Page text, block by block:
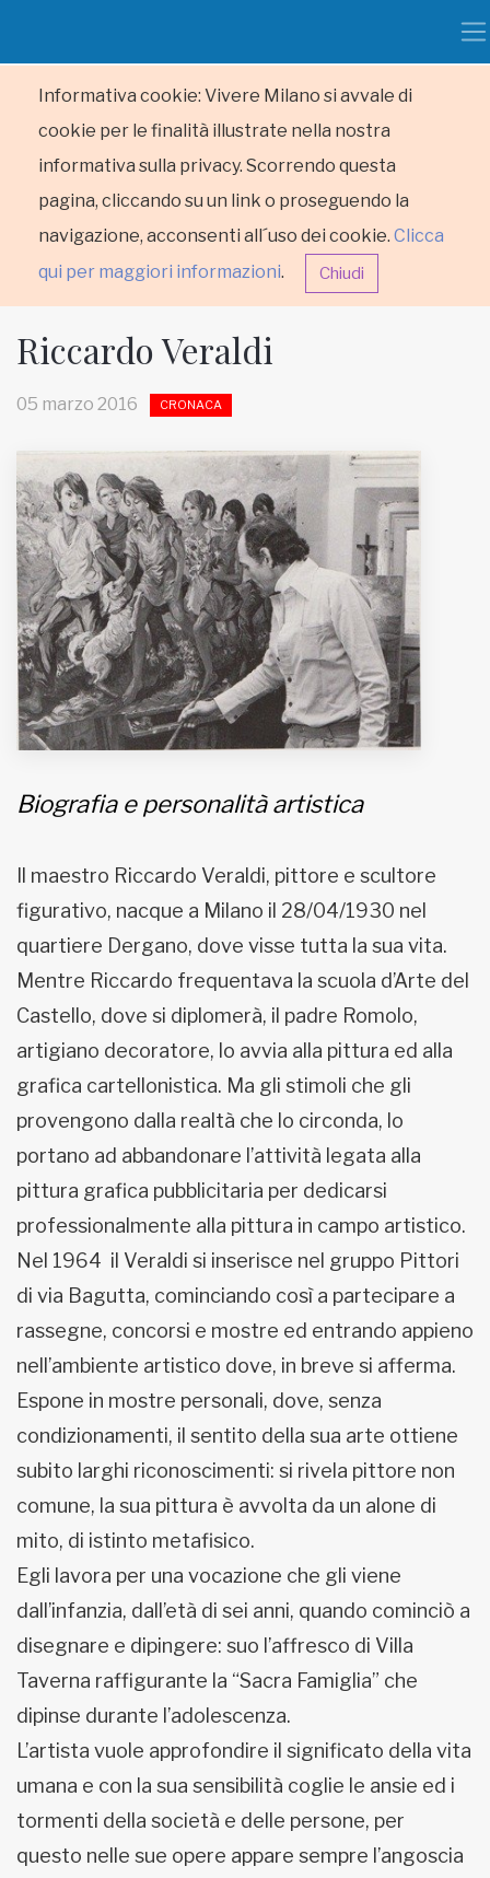
Informativa cookie: Vivere Milano si avvale di
cookie per le finalità illustrate nella nostra
informativa sulla privacy. Scorrendo questa
pagina, cliccando su un link o proseguendo la
navigazione, acconsenti all´uso dei cookie. Clicca
qui per maggiori informazioni. Chiudi
RUBRICHE
MUNICIPI
Inviateci le vostre segnalazioni
Iscriviti alla newsletter
www.viveremilano.info
Fondato e diretto da Enzo De
EDB edizioni - Via Brivio angolo C.
Riccardo Veraldi
05 marzo 2016 CRONACA
Biografia e personalità artistica
Il maestro Riccardo Veraldi, pittore e scultore
figurativo, nacque a Milano il 28/04/1930 nel
quartiere Dergano, dove visse tutta la sua vita.
Mentre Riccardo frequentava la scuola d’Arte del
Castello, dove si diplomerà, il padre Romolo,
artigiano decoratore, lo avvia alla pittura ed alla
grafica cartellonistica. Ma gli stimoli che gli
provengono dalla realtà che lo circonda, lo
portano ad abbandonare l’attività legata alla
pittura grafica pubblicitaria per dedicarsi
professionalmente alla pittura in campo artistico.
Nel 1964 il Veraldi si inserisce nel gruppo Pittori
di via Bagutta, cominciando così a partecipare a
rassegne, concorsi e mostre ed entrando appieno
nell’ambiente artistico dove, in breve si afferma.
Espone in mostre personali, dove, senza
condizionamenti, il sentito della sua arte ottiene
subito larghi riconoscimenti: si rivela pittore non
comune, la sua pittura è avvolta da un alone di
mito, di istinto metafisico.
Egli lavora per una vocazione che gli viene
dall’infanzia, dall’età di sei anni, quando cominciò a
disegnare e dipingere: suo l’affresco di Villa
Taverna raffigurante la “Sacra Famiglia” che
dipinse durante l’adolescenza.
L’artista vuole approfondire il significato della vita
umana e con la sua sensibilità coglie le ansie ed i
tormenti della società e delle persone, per
questo nelle sue opere appare sempre l’angoscia